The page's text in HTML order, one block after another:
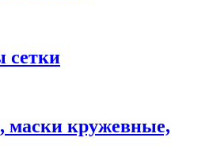
сетки
маски кружевные,